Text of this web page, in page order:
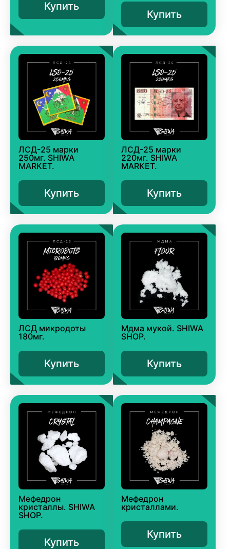
Купить
Купить
ЛСД-25 марки
250мг. SHIWA
MARKET.
Купить
ЛСД-25 марки
220мг. SHIWA
MARKET.
Купить
ЛСД микродоты
180мг.
Купить
Мдма мукой. SHIWA
SHOP.
Купить
Мефедрон
кристаллы. SHIWA
SHOP.
Купить
Мефедрон
кристаллами.
Купить